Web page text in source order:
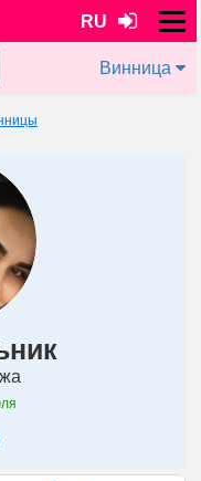
RU
Винница